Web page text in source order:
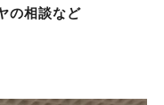
の相談など